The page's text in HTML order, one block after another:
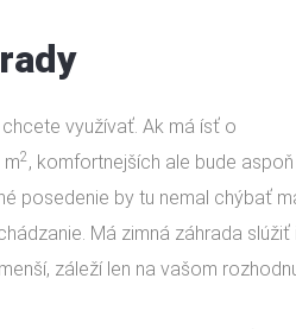
využívať. Ak má ísť o
2, komfortnejších ale bude
posedenie by tu nemal chýbať
Má zimná záhrada slúžiť
záleží len na vašom